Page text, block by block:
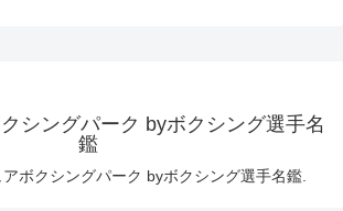
シングパーク byボクシング選手名
鑑
ボクシングパーク byボクシング選手名鑑.